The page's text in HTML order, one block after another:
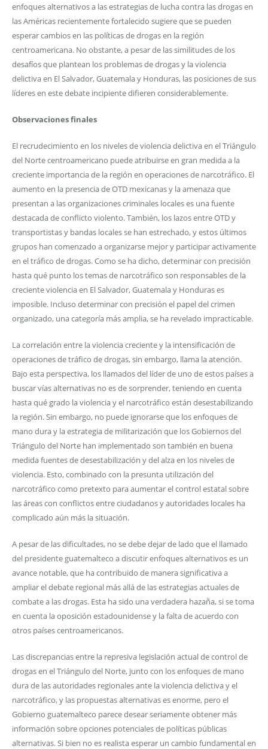
enfoques alternativos a las estrategias de lucha contra las drogas en
las Américas recientemente fortalecido sugiere que se pueden
esperar cambios en las políticas de drogas en la región
centroamericana. No obstante, a pesar de las similitudes de los
desafíos que plantean los problemas de drogas y la violencia
delictiva en El Salvador, Guatemala y Honduras, las posiciones de sus
líderes en este debate incipiente difieren considerablemente.
Observaciones finales
El recrudecimiento en los niveles de violencia delictiva en el Triángulo
del Norte centroamericano puede atribuirse en gran medida a la
creciente importancia de la región en operaciones de narcotráfico. El
aumento en la presencia de OTD mexicanas y la amenaza que
presentan a las organizaciones criminales locales es una fuente
destacada de conflicto violento. También, los lazos entre OTD y
transportistas y bandas locales se han estrechado, y estos últimos
grupos han comenzado a organizarse mejor y participar activamente
en el tráfico de drogas. Como se ha dicho, determinar con precisión
hasta qué punto los temas de narcotráfico son responsables de la
creciente violencia en El Salvador, Guatemala y Honduras es
imposible. Incluso determinar con precisión el papel del crimen
organizado, una categoría más amplia, se ha revelado impracticable.
La correlación entre la violencia creciente y la intensificación de
operaciones de tráfico de drogas, sin embargo, llama la atención.
Bajo esta perspectiva, los llamados del líder de uno de estos países a
buscar vías alternativas no es de sorprender, teniendo en cuenta
hasta qué grado la violencia y el narcotráfico están desestabilizando
la región. Sin embargo, no puede ignorarse que los enfoques de
mano dura y la estrategia de militarización que los Gobiernos del
Triángulo del Norte han implementado son también en buena
medida fuentes de desestabilización y del alza en los niveles de
violencia. Esto, combinado con la presunta utilización del
narcotráfico como pretexto para aumentar el control estatal sobre
las áreas con conflictos entre ciudadanos y autoridades locales ha
complicado aún más la situación.
A pesar de las dificultades, no se debe dejar de lado que el llamado
del presidente guatemalteco a discutir enfoques alternativos es un
avance notable, que ha contribuido de manera significativa a
ampliar el debate regional más allá de las estrategias actuales de
combate a las drogas. Esta ha sido una verdadera hazaña, si se toma
en cuenta la oposición estadounidense y la falta de acuerdo con
otros países centroamericanos.
Las discrepancias entre la represiva legislación actual de control de
drogas en el Triángulo del Norte, junto con los enfoques de mano
dura de las autoridades regionales ante la violencia delictiva y el
narcotráfico, y las propuestas alternativas es enorme, pero el
Gobierno guatemalteco parece desear seriamente obtener más
información sobre opciones potenciales de políticas públicas
alternativas. Si bien no es realista esperar un cambio fundamental en